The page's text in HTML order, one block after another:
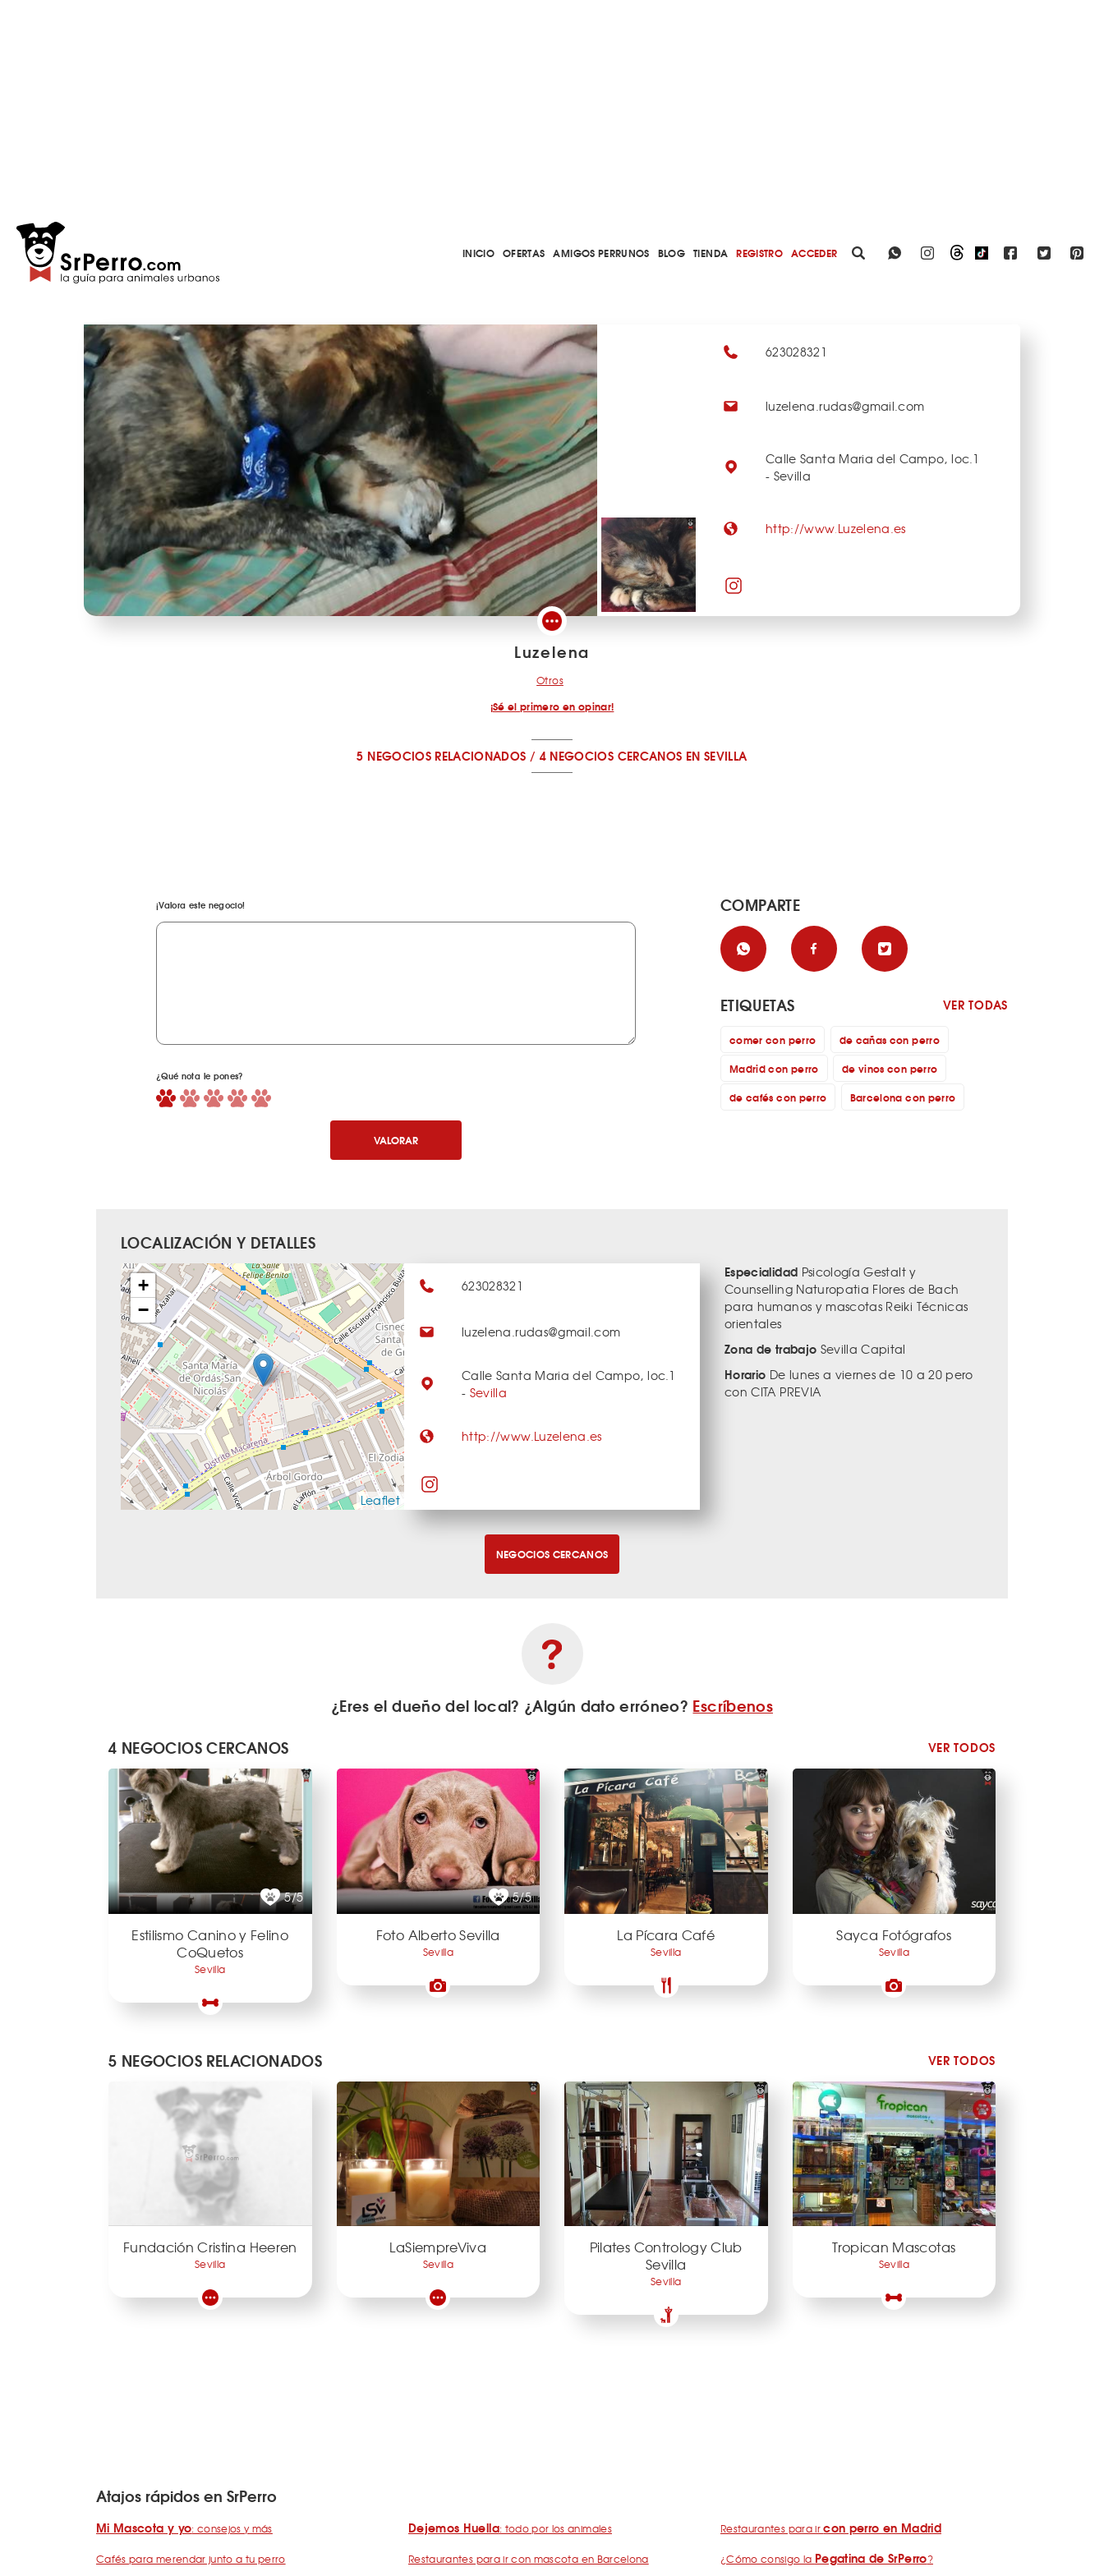
INICIO OFERTAS AMIGOS PERRUNOS BLOG TIENDA REGISTRO ACCEDER
623028321
luzelena.rudas@gmail.com
Calle Santa Maria del Campo, loc.1
- Sevilla
http://www.Luzelena.es
Luzelena
Otros
¡Sé el primero en opinar!
5 NEGOCIOS RELACIONADOS / 4 NEGOCIOS CERCANOS EN SEVILLA
¡Valora este negocio!
¿Qué nota le pones?
VALORAR
COMPARTE
ETIQUETAS VER TODAS
comer con perro
de cañas con perro
Madrid con perro
de vinos con perro
de cafés con perro
Barcelona con perro
LOCALIZACIÓN Y DETALLES
+
−
Leaflet
623028321
luzelena.rudas@gmail.com
Calle Santa Maria del Campo, loc.1
- Sevilla
http://www.Luzelena.es
Especialidad Psicología Gestalt y
Counselling Naturopatia Flores de Bach
para humanos y mascotas Reiki Técnicas
orientales
Zona de trabajo Sevilla Capital
Horario De lunes a viernes de 10 a 20 pero
con CITA PREVIA
NEGOCIOS CERCANOS
¿Eres el dueño del local? ¿Algún dato erróneo? Escríbenos
4 NEGOCIOS CERCANOS
VER TODOS
5/5
Estilismo Canino y Felino
CoQuetos
Sevilla
5/5
Foto Alberto Sevilla
Sevilla
La Pícara Café
Sevilla
Sayca Fotógrafos
Sevilla
5 NEGOCIOS RELACIONADOS VER TODOS
Fundación Cristina Heeren
Sevilla
LaSiempreViva
Sevilla
Pilates Contrology Club
Sevilla
Sevilla
Tropican Mascotas
Sevilla
Atajos rápidos en SrPerro
Mi Mascota y yo: consejos y más
Cafés para merendar junto a tu perro
Dejemos Huella: todo por los animales
Restaurantes para ir con mascota en Barcelona
Restaurantes para ircon perro en Madrid
¿Cómo consigo la Pegatina de SrPerro?